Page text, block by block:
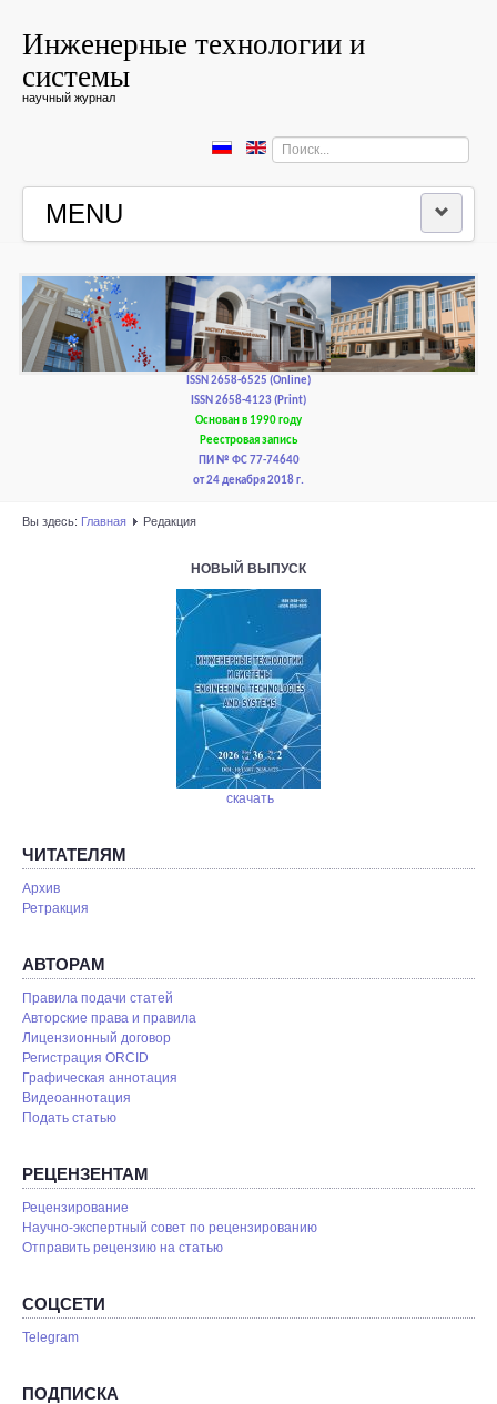
Инженерные технологии и
системы
научный журнал
Искать...
MENU
РЕДКОЛЛЕГИЯ
РЕДАКЦИОННАЯ ПОЛИТИКА И ЭТИКА
ISSN 2658-6525 (Online)
ISSN 2658-4123 (Print)
Основан в 1990 году
Реестровая запись
ПИ № ФС 77-74640
от 24 декабря 2018 г.
Вы здесь: Главная Редакция
НОВЫЙ ВЫПУСК
скачать
ЧИТАТЕЛЯМ
Архив
Ретракция
АВТОРАМ
Правила подачи статей
Авторские права и правила
Лицензионный договор
Регистрация ORCID
Графическая аннотация
Видеоаннотация
Подать статью
РЕЦЕНЗЕНТАМ
Рецензирование
Научно-экспертный совет по рецензированию
Отправить рецензию на статью
СОЦСЕТИ
Telegram
ПОДПИСКА